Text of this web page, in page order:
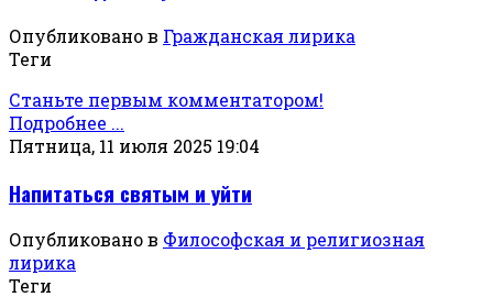
Опубликовано в Гражданская лирика
Теги
Станьте первым комментатором!
Подробнее ...
Пятница, 11 июля 2025 19:04
Напитаться святым и уйти
Опубликовано в Философская и религиозная
лирика
Теги